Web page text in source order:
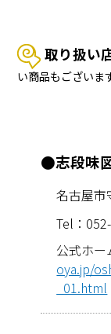
取り扱い
い商品もございま
●志段味
名古屋市
Tel：
公式ホー
oya.jp/
_01.html